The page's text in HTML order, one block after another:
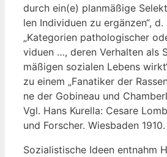
durch ein(e) plan­mä­ßi­ge
len Indi­vi­du­en zu ergän­zen“,
„Kate­go­rien patho­lo­gi­scher
vi­du­en …, deren Ver­hal­ten als
mä­ßi­gen sozia­len Lebens
zu einem „Fana­ti­ker der
ne der Gobi­neau und
Vgl. Hans Kurel­la: Cesa­re
und For­scher. Wies­ba­den 1910.
Sozia­lis­ti­sche Ideen ent­nahm